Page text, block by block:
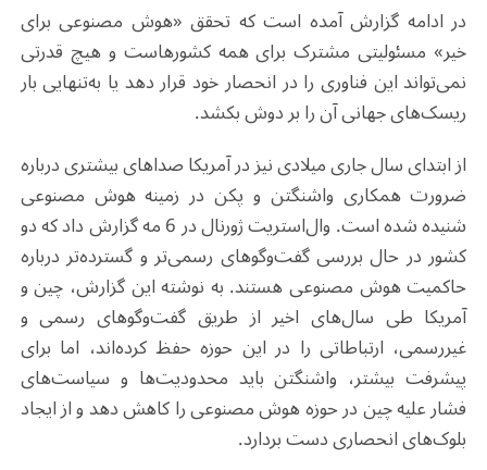
در ادامه گزارش آمده است که تحقق «هوش مصنوعی برای
خیر» مسئولیتی مشترک برای همه کشورهاست و هیچ قدرتی
نمی‌تواند این فناوری را در انحصار خود قرار دهد یا به‌تنهایی بار
ریسک‌های جهانی آن را بر دوش بکشد.
از ابتدای سال جاری میلادی نیز در آمریکا صداهای بیشتری درباره
ضرورت همکاری واشنگتن و پکن در زمینه هوش مصنوعی
شنیده شده است. وال‌استریت ژورنال در 6 مه گزارش داد که دو
کشور در حال بررسی گفت‌وگوهای رسمی‌تر و گسترده‌تر درباره
حاکمیت هوش مصنوعی هستند. به نوشته این گزارش، چین و
آمریکا طی سال‌های اخیر از طریق گفت‌وگوهای رسمی و
غیررسمی، ارتباطاتی را در این حوزه حفظ کرده‌اند، اما برای
پیشرفت بیشتر، واشنگتن باید محدودیت‌ها و سیاست‌های
فشار علیه چین در حوزه هوش مصنوعی را کاهش دهد و از ایجاد
بلوک‌های انحصاری دست بردارد.